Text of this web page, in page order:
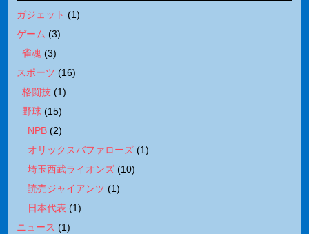
ガジェット (1)
ゲーム (3)
雀魂 (3)
スポーツ (16)
格闘技 (1)
野球 (15)
NPB (2)
オリックスバファローズ (1)
埼玉西武ライオンズ (10)
読売ジャイアンツ (1)
日本代表 (1)
ニュース (1)